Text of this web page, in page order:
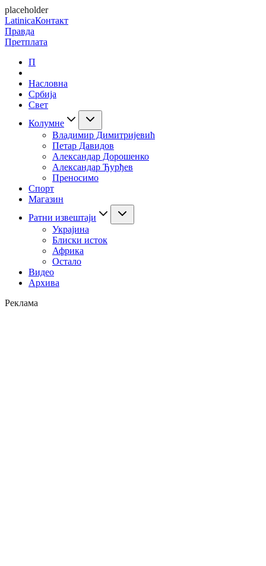
placeholder
LatinicaКонтакт
Правда
Претплата
П
Насловна
Србија
Свет
Колумне
Владимир Димитријевић
Петар Давидов
Александар Дорошенко
Александар Ђурђев
Преносимо
Спорт
Магазин
Ратни извештаји
Украјина
Блиски исток
Африка
Остало
Видео
Архива
Реклама